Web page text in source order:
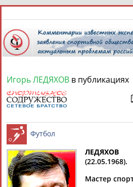
9 августа
СПОРТСМЕНЫ, ТРЕНЕРЫ И
Найдено: 1персона
Игорь ЛЕДЯХОВ в публикациях
Футбол
ЛЕДЯХОВ
(22.05.1968).
Мастер